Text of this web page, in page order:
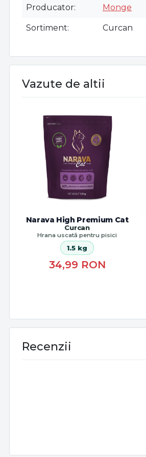
Producator Monge
Sortiment Curcan
Vazute de altii
Narava High Premium Cat
Curcan
Hrana uscată pentru pisici
1.5 kg
34,99 RON
Recenzii